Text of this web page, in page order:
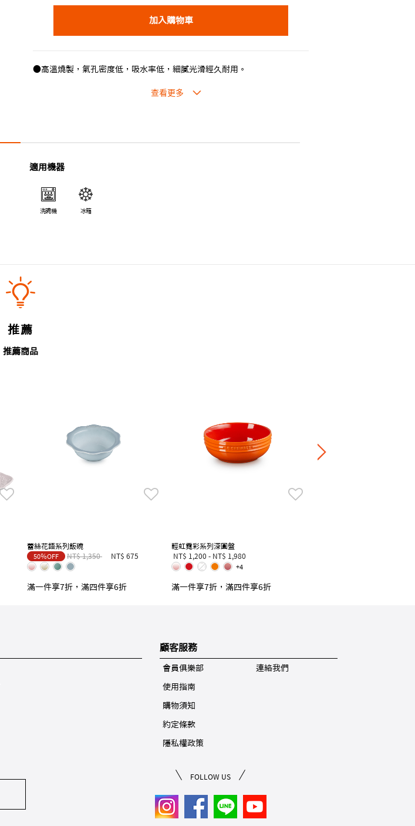
加入購物車
●高溫燒製，氣孔密度低，吸水率低，細膩光滑經久耐用。
●即使經常使用也不易吸取食物氣味。
適用機器
洗碗機 冰箱
推薦
推薦商品
蕾絲花語系列飯碗
50％OFF Price reduced from
NT$ 1,350to NT$ 675
滿一件享7折，滿四件享6折
輕虹霓彩系列深圓盤
NT$ 1,200 - NT$ 1,980
+4
滿一件享7折，滿四件享6折
滿一件享7折，滿四件享6折
顧客服務
會員俱樂部
使用指南
購物須知
約定條款
隱私權政策
連絡我們
FOLLOW US